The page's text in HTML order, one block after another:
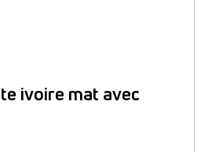
ivoire mat avec